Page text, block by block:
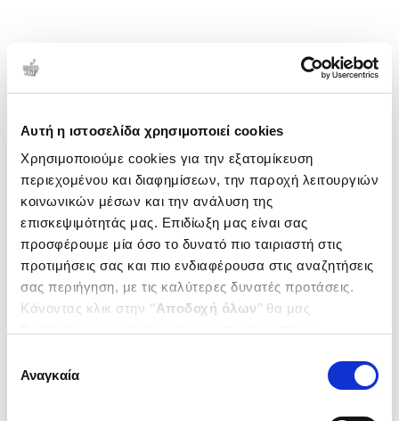
Αυτή η ιστοσελίδα χρησιμοποιεί cookies
Χρησιμοποιούμε cookies για την εξατομίκευση
περιεχομένου και διαφημίσεων, την παροχή λειτουργιών
κοινωνικών μέσων και την ανάλυση της
επισκεψιμότητάς μας. Επιδίωξη μας είναι σας
προσφέρουμε μία όσο το δυνατό πιο ταιριαστή στις
προτιμήσεις σας και πιο ενδιαφέρουσα στις αναζητήσεις
σας περιήγηση, με τις καλύτερες δυνατές προτάσεις.
Κάνοντας κλικ στην ‘’Αποδοχή όλων’’ θα μας
ενδιαφέρουν και να επιλέξετε από τα παρακάτω με την
΄΄και να ενημερωθείτε σχετικά με
συγκατάθεσης
Αναγκαία